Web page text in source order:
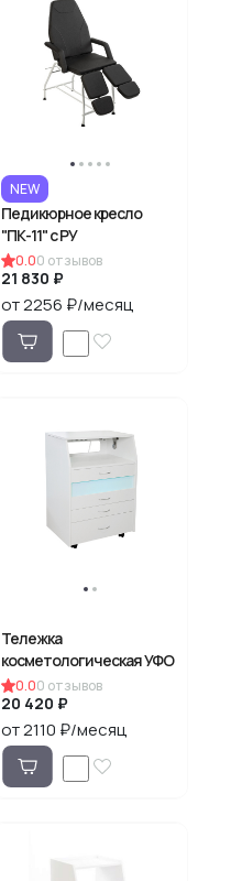
NEW
Педикюрное кресло
"ПК-11" с РУ
0.00 отзывов
21 830 ₽
от 2256 ₽/месяц
Тележка
косметологическая УФО
0.00 отзывов
20 420 ₽
от 2110 ₽/месяц